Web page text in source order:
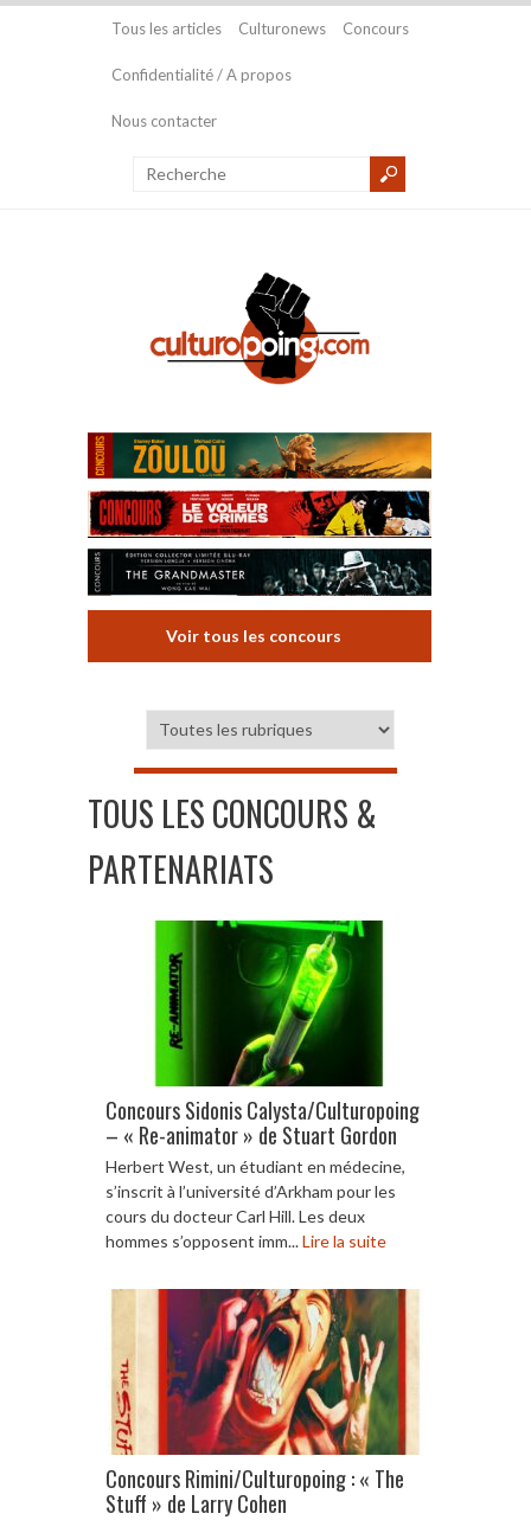
Tous les articles Culturonews Concours
Confidentialité / A propos
Nous contacter
Voir tous les concours
TOUS LES CONCOURS &
PARTENARIATS
Concours Sidonis Calysta/Culturopoing
– « Re-animator » de Stuart Gordon
Herbert West, un étudiant en médecine,
s’inscrit à l’université d’Arkham pour les
cours du docteur Carl Hill. Les deux
hommes s’opposent imm...Lire la suite
Concours Rimini/Culturopoing : « The
Stuff » de Larry Cohen